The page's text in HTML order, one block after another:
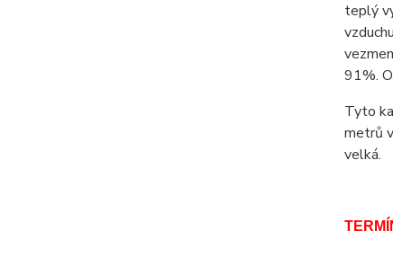
teplý
91%.
Tyto
metrů
velká.